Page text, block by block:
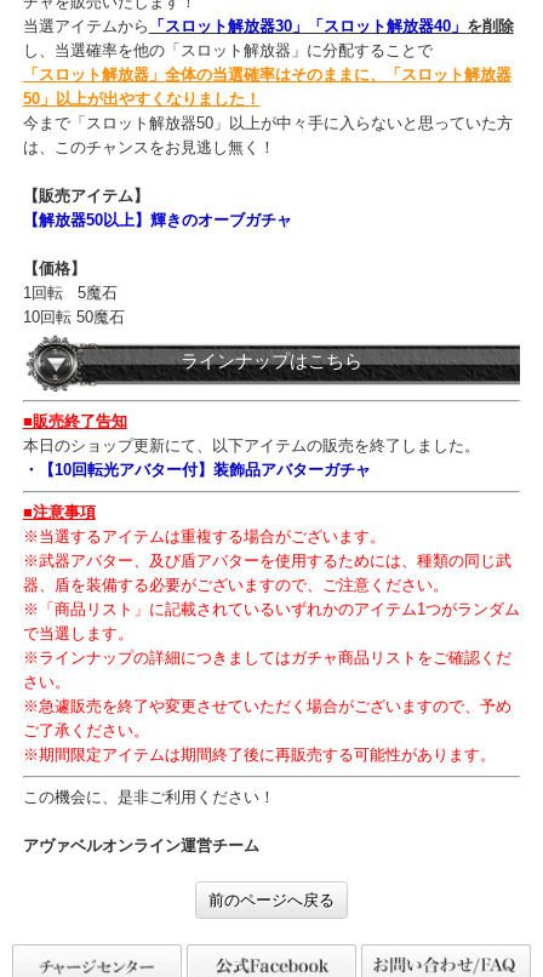
1回転 5魔石
10回転 50魔石
ラインナップはこちら
のオーブガチャ」販売開始！
チャを販売いたします！
当選アイテムから
し、当選確率を他の「スロット解放器」に分配することで
「スロット解放器」全体の当選確率はそのままに、「スロット解放
50」以上が出やすくなりました！
今まで「スロット解放器50」以上が中々手に入らないと思っていた
は、このチャンスをお見逃し無く！
【解放器50以上】輝きのオーブガチャ
【価格】
1回転 5魔石
10回転 50魔石
ラインナップはこちら
■販売終了告知
本日のショップ更新にて、以下アイテムの販売を終了しました。
・【10回転光アバター付】装飾品アバターガチャ
※当選するアイテムは重複する場合がございます。
※武器アバター、及び盾アバターを使用するためには、種類の同じ
器、盾を装備する必要がございますので、ご注意ください。
で当選します。